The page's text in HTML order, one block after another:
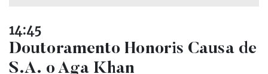
14:45
Doutoramento Honoris Causa de
S.A. o Aga Khan